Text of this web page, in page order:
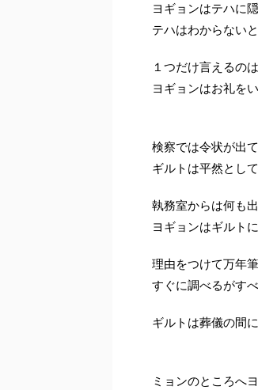
ヨギョンはテハに
テハはわからないと
１つだけ言えるの
ヨギョンはお礼を
検察では令状が出
ギルトは平然とし
執務室からは何も出
ヨギョンはギルト
理由をつけて万年
すぐに調べるがす
ギルトは葬儀の間
ミョンのところへ